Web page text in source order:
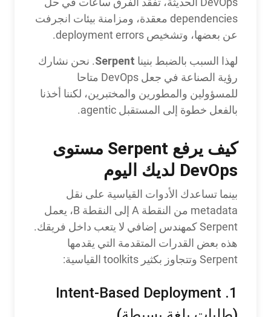
dependencies معقدة، ومزامنة بيئات انجرفت
عن بعضها، وتشخيص deployment errors.
لهذا السبب بالضبط بنينا Serpent. نحن نشارك
رؤية الصناعة في جعل DevOps متاحا
للمسؤولين والمطورين والمختبرين، لكننا أخذنا
بالفعل خطوة إلى المستقبل agentic.
كيف يرفع Serpent مستوى
DevOps لديك اليوم
بينما تساعدك الأدوات القياسية على نقل
metadata من النقطة A إلى النقطة B، يعمل
Serpent كمهندس إضافي لا يتعب داخل فريقك.
هذه بعض القدرات المتقدمة التي يقدمها
Serpent وتتجاوز بكثير toolkits القياسية:
1. Intent-Based Deployment